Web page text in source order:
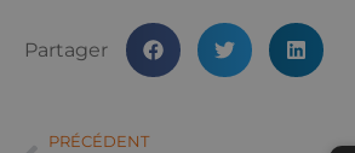
Partager
PRÉCÉDENT